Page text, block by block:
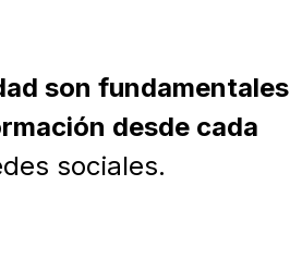
son fundamentales
desde cada
sociales.